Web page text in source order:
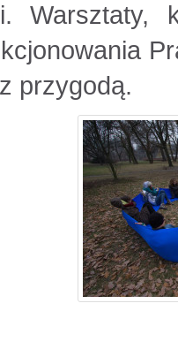
przygodą.